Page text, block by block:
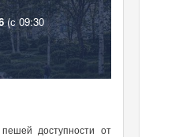
(с 09:30
доступности от